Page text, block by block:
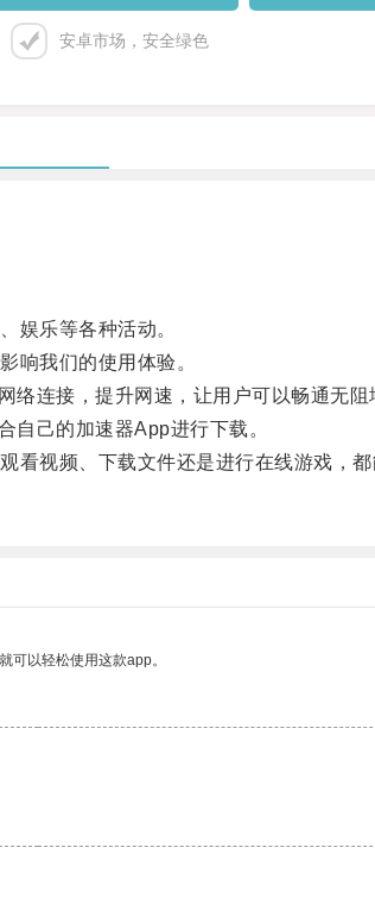
安卓市场，安全绿色
乐等各种活动。
我们的使用体验。
连接，提升网速，让用户可以畅通无阻
己的加速器App进行下载。
视频、下载文件还是进行在线游戏，都
可以轻松使用这款app。